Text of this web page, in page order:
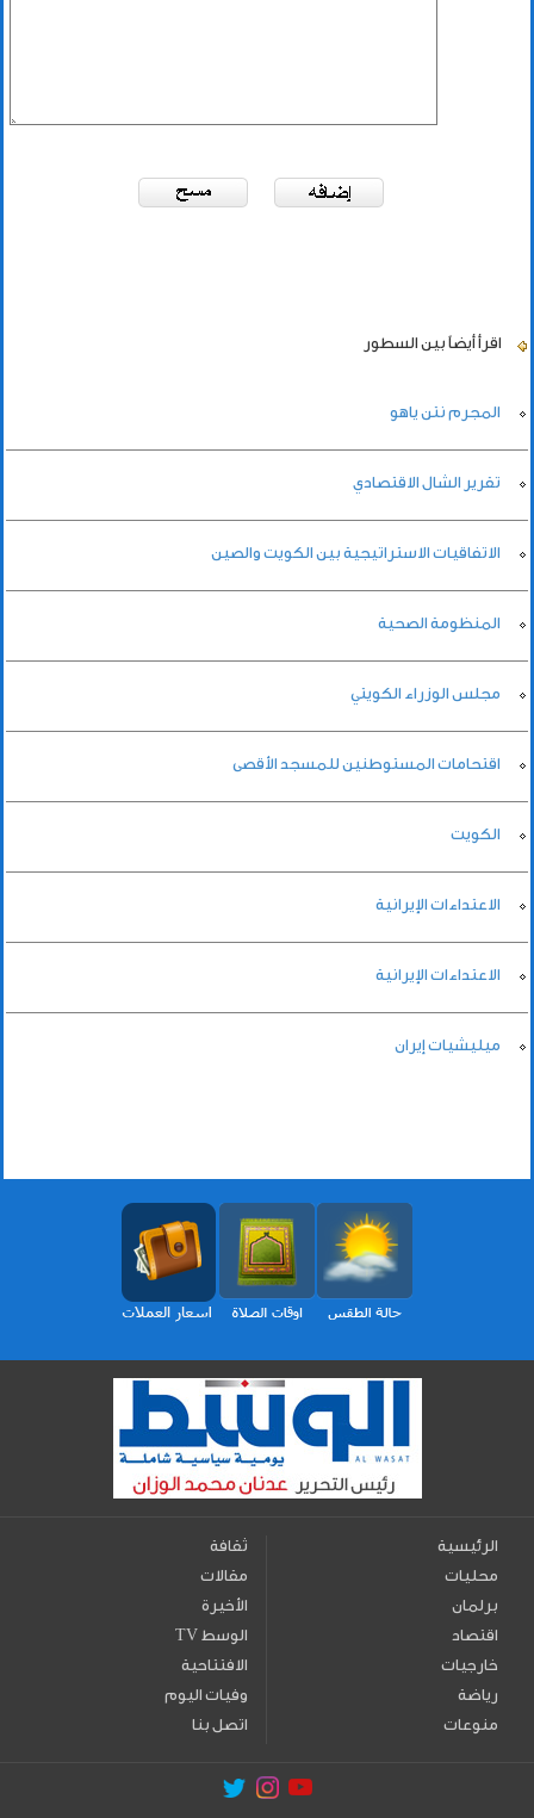
اقرأ أيضاً بين السطور
المجرم نتن ياهو
تقرير الشال الاقتصادي
الاتفاقيات الاستراتيجية بين الكويت والصين
المنظومة الصحية
مجلس الوزراء الكويتي
اقتحامات المستوطنين للمسجد الأقصى
الكويت
الاعتداءات الإيرانية
الاعتداءات الإيرانية
ميليشيات إيران
الرئيسية
محليات
برلمان
اقتصاد
خارجيات
رياضة
منوعات
ثقافة
مقالات
الأخيرة
TV الوسط
الافتتاحية
وفيات اليوم
اتصل بنا